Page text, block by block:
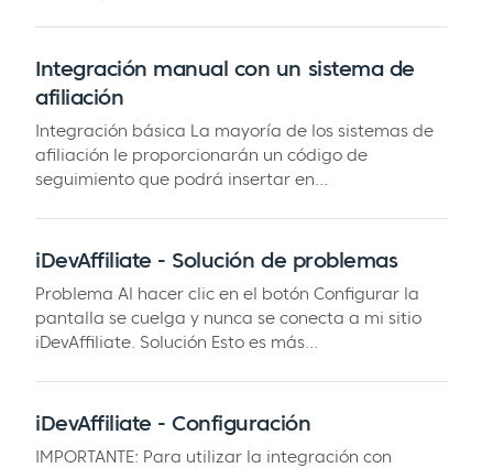
Integración manual con un sistema de
afiliación
Integración básica La mayoría de los sistemas de
afiliación le proporcionarán un código de
seguimiento que podrá insertar en...
iDevAffiliate - Solución de problemas
Problema Al hacer clic en el botón Configurar la
pantalla se cuelga y nunca se conecta a mi sitio
iDevAffiliate. Solución Esto es más...
iDevAffiliate - Configuración
IMPORTANTE: Para utilizar la integración con